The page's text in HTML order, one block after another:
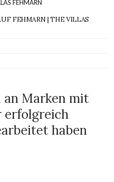
FEHMARN | THE VILLAS
an Marken mit
erfolgreich
haben